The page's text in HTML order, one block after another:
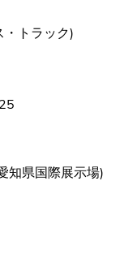
トラック)
知県国際展示場)